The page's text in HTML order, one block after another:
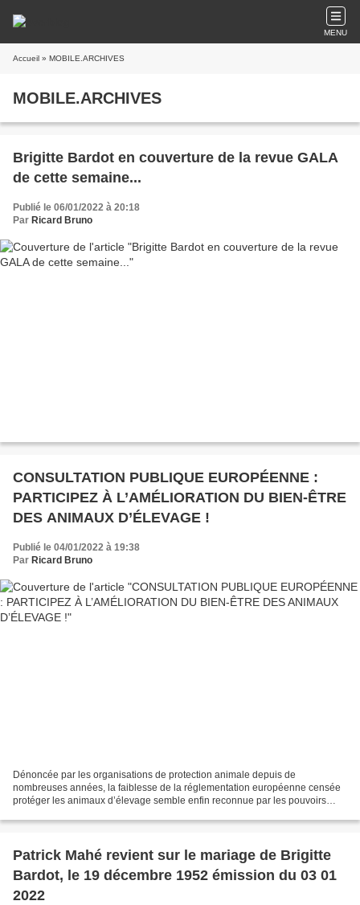
MENU
Accueil » MOBILE.ARCHIVES
MOBILE.ARCHIVES
Brigitte Bardot en couverture de la revue GALA
de cette semaine...
Publié le 06/01/2022 à 20:18
Par Ricard Bruno
CONSULTATION PUBLIQUE EUROPÉENNE :
PARTICIPEZ À L’AMÉLIORATION DU BIEN-ÊTRE
DES ANIMAUX D’ÉLEVAGE !
Publié le 04/01/2022 à 19:38
Par Ricard Bruno
Dénoncée par les organisations de protection animale depuis de
nombreuses années, la faiblesse de la réglementation européenne censée
protéger les animaux d’élevage semble enfin reconnue par les pouvoirs
Patrick Mahé revient sur le mariage de Brigitte
Bardot, le 19 décembre 1952 émission du 03 01
2022